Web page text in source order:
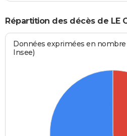
Répartition des décès de LE
Données exprimées en nombre
Insee)